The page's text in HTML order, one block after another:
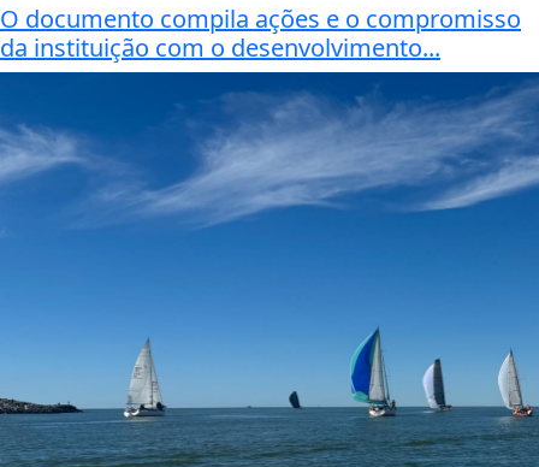
O documento compila ações e o compromisso
da instituição com o desenvolvimento...